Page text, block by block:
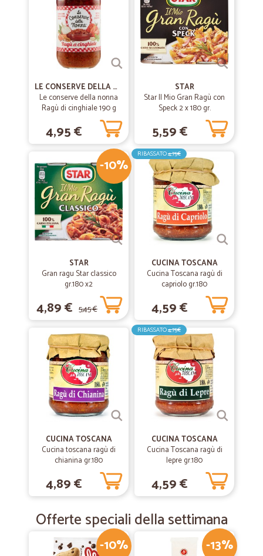
LE CONSERVE DELLA NONNA
Le conserve della nonna
Ragù di cinghiale 190 g
4,95 €
STAR
Star Il Mio Gran Ragù con
Speck 2 x 180 gr.
5,59 €
-10%
STAR
Gran ragu Star classico
gr.180 x2
4,89 € 5,45 €
RIBASSATO4,75€
CUCINA TOSCANA
Cucina Toscana ragù di
capriolo gr.180
4,59 €
CUCINA TOSCANA
Cucina toscana ragù di
chianina gr.180
4,89 €
RIBASSATO4,75€
CUCINA TOSCANA
Cucina Toscana ragù di
lepre gr.180
4,59 €
Offerte speciali della settimana
-10% -13%